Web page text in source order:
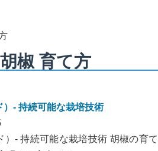
椒 育て方
- 持続可能な栽培技術
）- 持続可能な栽培技術 胡椒の育て